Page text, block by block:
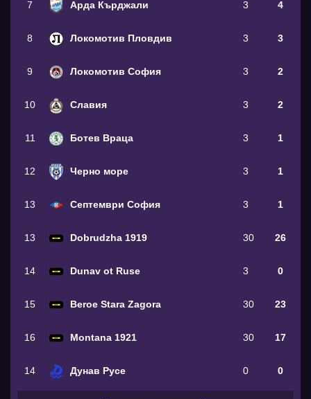
7 Арда Кърджали 3 4
8 Локомотив Пловдив 3 3
9 Локомотив София 3 2
10 Славия 3 2
11 Ботев Враца 3 1
12 Черно море 3 1
13 Септември София 3 1
13 Dobrudzha 1919 30 26
14 Dunav ot Ruse 3 0
15 Beroe Stara Zagora 30 23
16 Montana 1921 30 17
14 Дунав Русе 0 0